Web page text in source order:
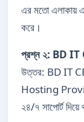
এর মতো এলাকায়
করে।
প্রশ্ন ২: BD IT
উত্তর: BD IT
Hosting
২৪/৭ সাপোর্ট দিয়ে